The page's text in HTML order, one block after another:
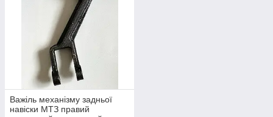
Важіль механізму задньої
навіски МТЗ правий